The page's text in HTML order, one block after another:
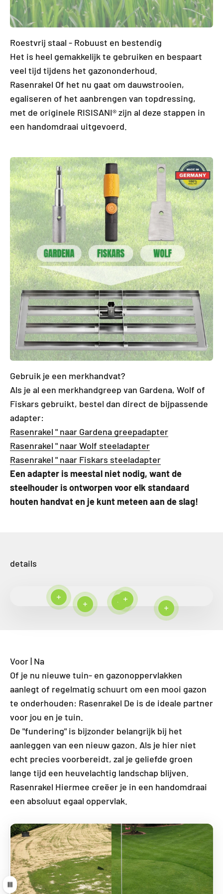
Roestvrij staal - Robuust en bestendig
Het is heel gemakkelijk te gebruiken en bespaart
veel tijd tijdens het gazononderhoud.
Rasenrakel Of het nu gaat om dauwstrooien,
egaliseren of het aanbrengen van topdressing,
met de originele RISISANI® zijn al deze stappen in
een handomdraai uitgevoerd.
Gebruik je een merkhandvat?
Als je al een merkhandgreep van Gardena, Wolf of
Fiskars gebruikt, bestel dan direct de bijpassende
adapter:
Rasenrakel " naar Gardena greepadapter
Rasenrakel " naar Wolf steeladapter
Rasenrakel " naar Fiskars steeladapter
Een adapter is meestal niet nodig, want de
steelhouder is ontworpen voor elk standaard
houten handvat en je kunt meteen aan de slag!
details
Meer lezen Meer lezen
Meer lezen
Meer lezen
Meer lezen
Voor | Na
Of je nu nieuwe tuin- en gazonoppervlakken
aanlegt of regelmatig schuurt om een mooi gazon
te onderhouden: Rasenrakel De is de ideale partner
voor jou en je tuin.
De "fundering" is bijzonder belangrijk bij het
aanleggen van een nieuw gazon. Als je hier niet
echt precies voorbereidt, zal je geliefde groen
lange tijd een heuvelachtig landschap blijven.
Rasenrakel Hiermee creëer je in een handomdraai
een absoluut egaal oppervlak.
Trek